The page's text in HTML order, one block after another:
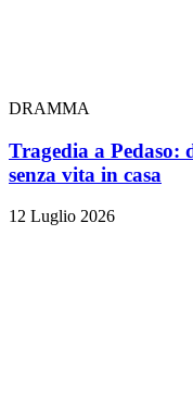
DRAMMA
Tragedia a Pedaso:
senza vita in casa
12 Luglio 2026